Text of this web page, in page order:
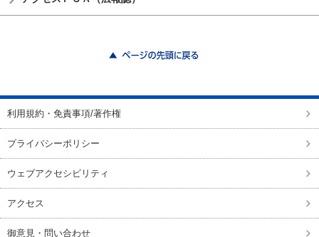
利用規約・免責事項/著作権
プライバシーポリシー
ウェブアクセシビリティ
アクセス
御意見・問い合わせ